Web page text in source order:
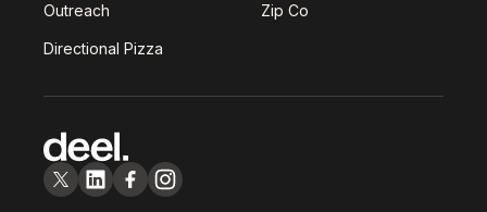
Outreach Zip Co
Directional Pizza